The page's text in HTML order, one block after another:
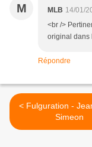
M MLB 14/01/
<br />
original dans
Répondre
< Fulguration - Jean-Pierre
Simeon